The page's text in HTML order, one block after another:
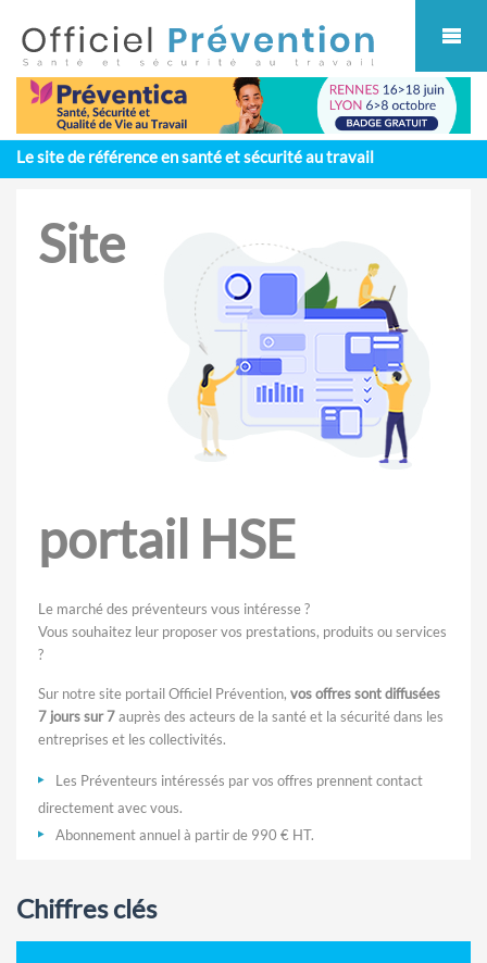
Le site de référence en santé et sécurité au travail
Site
portail HSE
Le marché des préventeurs vous intéresse ?
Vous souhaitez leur proposer vos prestations, produits ou services
?
Sur notre site portail Officiel Prévention, vos offres sont diffusées
7 jours sur 7auprès des acteurs de la santé et la sécurité dans les
entreprises et les collectivités.
Les Préventeurs intéressés par vos offres prennent contact
directement avec vous.
Abonnement annuel à partir de 990 € HT.
Chiffres clés